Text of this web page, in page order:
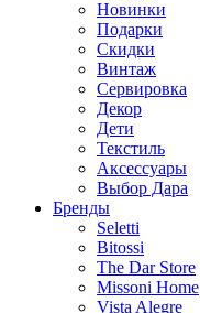
Новинки
Подарки
Скидки
Винтаж
Сервировка
Декор
Дети
Текстиль
Аксессуары
Выбор Дара
Бренды
Seletti
Bitossi
The Dar Store
Missoni Home
Vista Alegre